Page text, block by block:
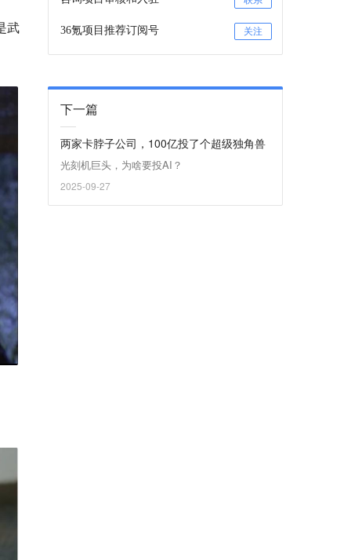
武 36氪项目推荐订阅号 关注
下一篇
两家卡脖子公司，100亿投了个超级独角兽
光刻机巨头，为啥要投AI？
2025-09-27